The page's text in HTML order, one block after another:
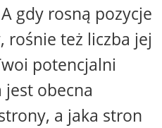
gdy rosną pozycje
rośnie też liczba jej
potencjalni
jest obecna
a jaka stron